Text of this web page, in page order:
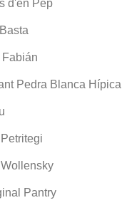
d'en Pep
Fabián
Pedra Blanca Hípica
Pantry